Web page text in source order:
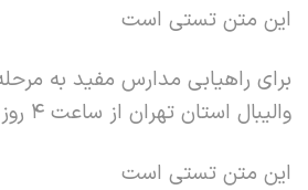
این متن تستی است
برای راهیابی مدارس مفید به
والیبال استان تهران از ساعت 4 روز چهارشنبه
این متن تستی است